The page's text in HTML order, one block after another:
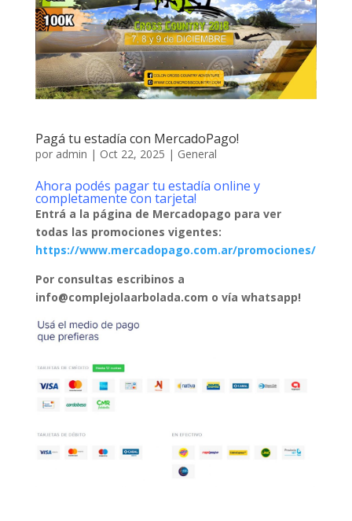
Pagá tu estadía con MercadoPago!
por admin | Oct 22, 2025 | General
Ahora podés pagar tu estadía online y
completamente con tarjeta!
Entrá a la página de Mercadopago para ver
todas las promociones vigentes:
https://www.mercadopago.com.ar/promociones/
Por consultas escribinos a
info@complejolaarbolada.com o vía whatsapp!